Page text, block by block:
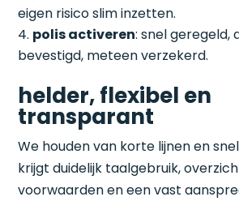
eigen risico slim inzetten.
polis activeren: snel geregeld,
bevestigd, meteen verzekerd.
helder, flexibel en
transparant
We houden van korte lijnen en
krijgt duidelijk taalgebruik,
voorwaarden en een vast